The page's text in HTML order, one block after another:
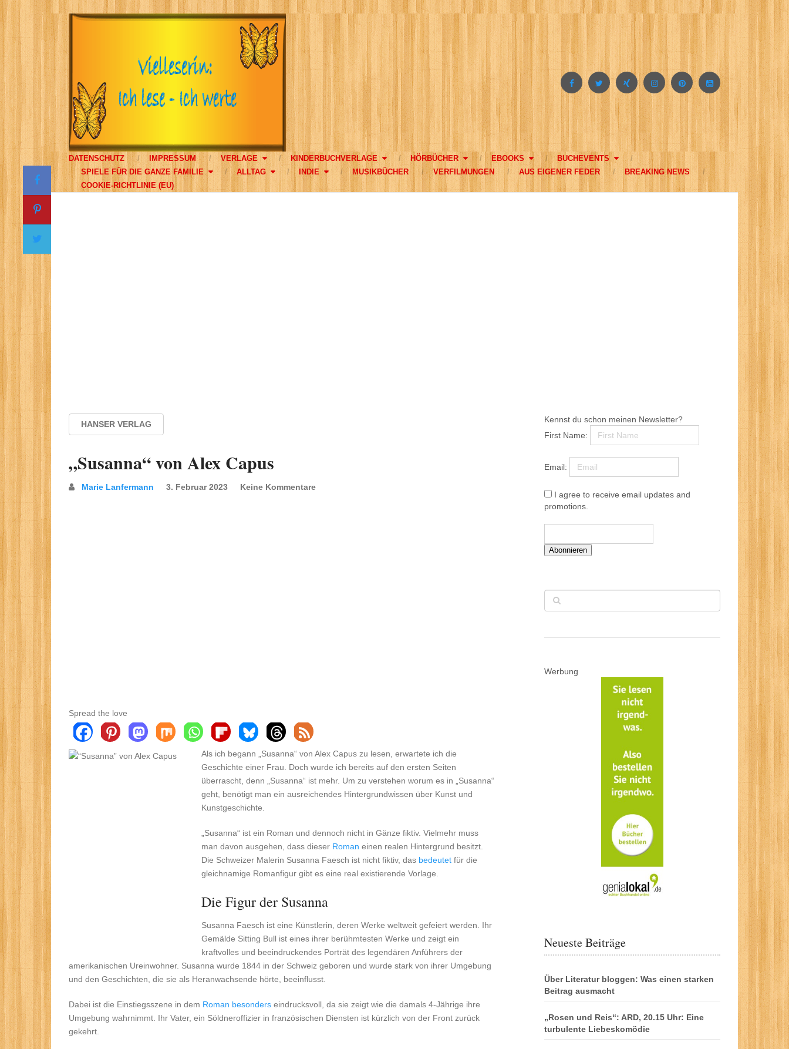
DATENSCHUTZ IMPRESSUM VERLAGE KINDERBUCHVERLAGE HÖRBÜCHER EBOOKS
BUCHEVENTS
SPIELE FÜR DIE GANZE FAMILIE
ALLTAG INDIE MUSIKBÜCHER VERFILMUNGEN AUS EIGENER FEDER
BREAKING NEWS
COOKIE-RICHTLINIE (EU)
HANSER VERLAG
„Susanna“ von Alex Capus
Marie Lanfermann 3. Februar 2023 Keine Kommentare
Spread the love
Als ich begann „Susanna“ von Alex Capus zu lesen, erwartete ich die
Geschichte einer Frau. Doch wurde ich bereits auf den ersten Seiten
überrascht, denn „Susanna“ ist mehr. Um zu verstehen worum es in „Susanna“
geht, benötigt man ein ausreichendes Hintergrundwissen über Kunst und
Kunstgeschichte.
„Susanna“ ist ein Roman und dennoch nicht in Gänze fiktiv. Vielmehr muss
man davon ausgehen, dass dieser Roman einen realen Hintergrund besitzt.
Die Schweizer Malerin Susanna Faesch ist nicht fiktiv, das bedeutetfür die
gleichnamige Romanfigur gibt es eine real existierende Vorlage.
Die Figur der Susanna
Susanna Faesch ist eine Künstlerin, deren Werke weltweit gefeiert werden. Ihr
Gemälde Sitting Bull ist eines ihrer berühmtesten Werke und zeigt ein
kraftvolles und beeindruckendes Porträt des legendären Anführers der
amerikanischen Ureinwohner. Susanna wurde 1844 in der Schweiz geboren und wurde stark von ihrer Umgebung
und den Geschichten, die sie als Heranwachsende hörte, beeinflusst.
Dabei ist die Einstiegsszene in dem Roman besonders eindrucksvoll, da sie zeigt wie die damals 4-Jährige ihre
Umgebung wahrnimmt. Ihr Vater, ein Söldneroffizier in französischen Diensten ist kürzlich von der Front zurück
gekehrt.
Kennst du schon meinen Newsletter?
First Name:
Email:
I agree to receive email updates and
promotions.
Abonnieren
Werbung
Neueste Beiträge
Über Literatur bloggen: Was einen starken
Beitrag ausmacht
„Rosen und Reis“: ARD, 20.15 Uhr: Eine
turbulente Liebeskomödie